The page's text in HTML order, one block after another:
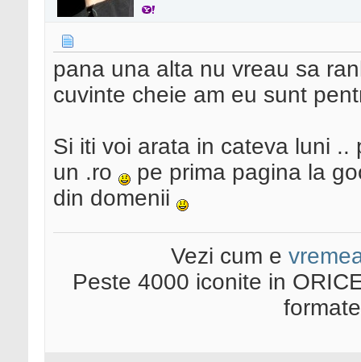
pana una alta nu vreau sa
cuvinte cheie am eu sunt
Si iti voi arata in cateva luni
un .ro
pe prima pagina la
din domenii
Vezi cum e
Peste 4000 iconite in